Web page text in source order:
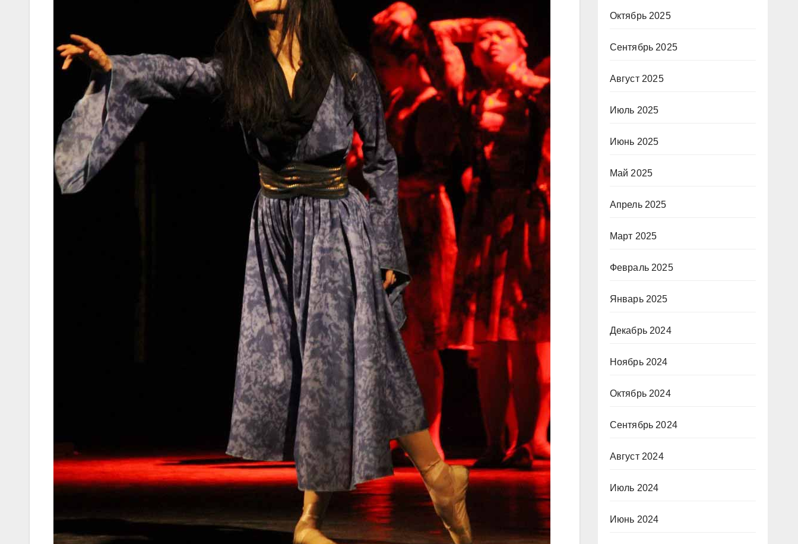
Октябрь 2025
Сентябрь 2025
Август 2025
Июль 2025
Июнь 2025
Май 2025
Апрель 2025
Март 2025
Февраль 2025
Январь 2025
Декабрь 2024
Ноябрь 2024
Октябрь 2024
Сентябрь 2024
Август 2024
Июль 2024
Июнь 2024